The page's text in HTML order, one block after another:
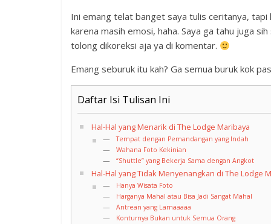
Ini emang telat banget saya tulis ceritanya, tapi
karena masih emosi, haha. Saya ga tahu juga
tolong dikoreksi aja ya di komentar.
Emang seburuk itu kah? Ga semua buruk kok
Daftar Isi Tulisan Ini
Hal-Hal yang Menarik di The Lodge Maribaya
Tempat dengan Pemandangan yang Indah
Wahana Foto Kekinian
“Shuttle” yang Bekerja Sama dengan Angkot
Hal-Hal yang Tidak Menyenangkan di The Lodge
Hanya Wisata Foto
Harganya Mahal atau Bisa Jadi Sangat Mahal
Antrean yang Lamaaaaa
Konturnya Bukan untuk Semua Orang